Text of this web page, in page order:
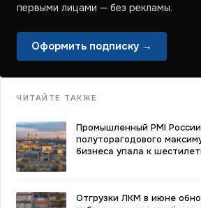
первыми лицами — без рекламы.
Оформить подписку →
ЧИТАЙТЕ ТАКЖЕ
Промышленный PMI
полуторагодового
бизнеса упала к
Отгрузки ЛКМ в июне